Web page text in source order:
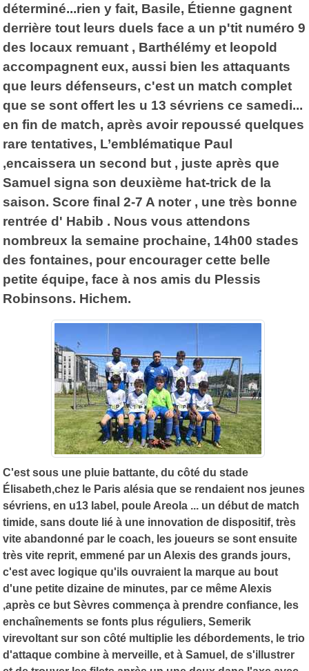
déterminé...rien y fait, Basile, Étienne gagnent
derrière tout leurs duels face a un p'tit numéro 9
des locaux remuant , Barthélémy et leopold
accompagnent eux, aussi bien les attaquants
que leurs défenseurs, c'est un match complet
que se sont offert les u 13 sévriens ce samedi...
en fin de match, après avoir repoussé quelques
rare tentatives, L’emblématique Paul
,encaissera un second but , juste après que
Samuel signa son deuxième hat-trick de la
saison. Score final 2-7 A noter , une très bonne
rentrée d' Habib . Nous vous attendons
nombreux la semaine prochaine, 14h00 stades
des fontaines, pour encourager cette belle
petite équipe, face à nos amis du Plessis
Robinsons. Hichem.
C'est sous une pluie battante, du côté du stade
Élisabeth,chez le Paris alésia que se rendaient nos jeunes
sévriens, en u13 label, poule Areola ... un début de match
timide, sans doute lié à une innovation de dispositif, très
vite abandonné par le coach, les joueurs se sont ensuite
très vite reprit, emmené par un Alexis des grands jours,
c'est avec logique qu'ils ouvraient la marque au bout
d'une petite dizaine de minutes, par ce même Alexis
,après ce but Sèvres commença à prendre confiance, les
enchaînements se fonts plus réguliers, Semerik
virevoltant sur son côté multiplie les débordements, le trio
d'attaque combine à merveille, et à Samuel, de s'illustrer